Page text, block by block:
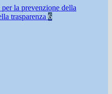
la prevenzione della
trasparenza 6